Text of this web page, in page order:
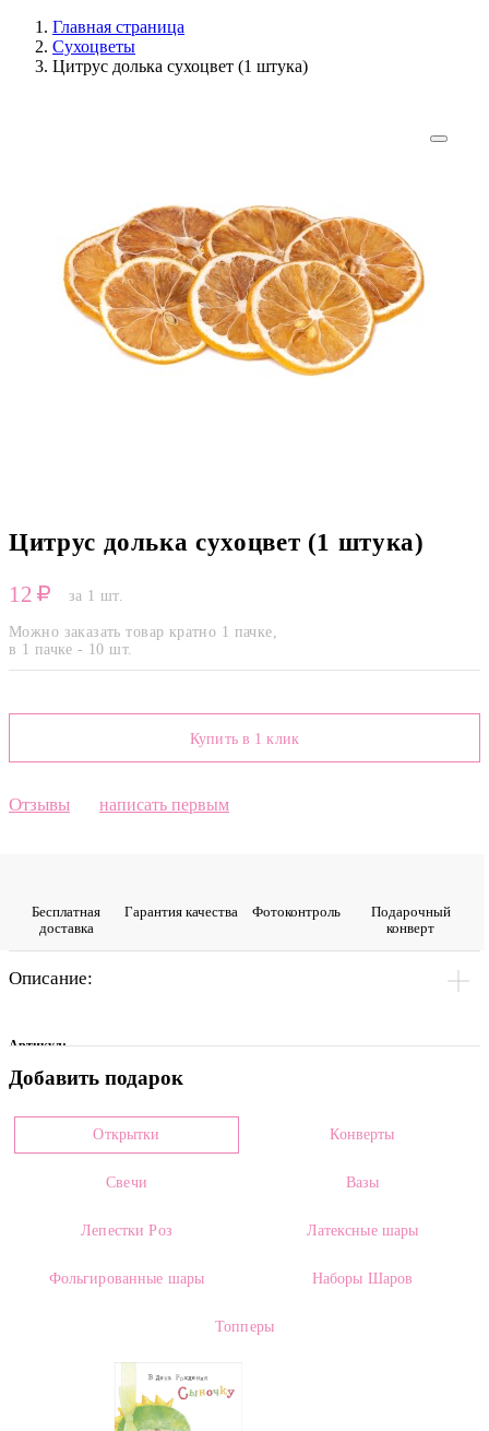
Главная страница
Сухоцветы
Цитрус долька сухоцвет (1 штука)
Цитрус долька сухоцвет (1 штука)
12 за 1 шт.
Можно заказать товар кратно 1 пачке,
в 1 пачке - 10 шт.
Купить в 1 клик
Отзывы написать первым
Бесплатная
доставка
Гарантия качества Фото­контроль
Подарочный
конверт
Описание:
Артикул:
0005324
Цвет
Оранжевый
5.00 см Ширина:
Добавить подарок
Открытки Конверты
Свечи Вазы
Лепестки Роз Латексные шары
Фольгированные шары Наборы Шаров
Топперы